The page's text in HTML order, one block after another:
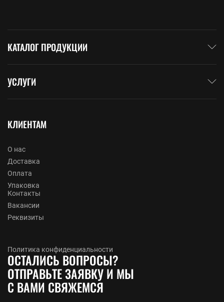
КАТАЛОГ ПРОДУКЦИИ
УСЛУГИ
КЛИЕНТАМ
О нас
Доставка
Оплата
Упаковка
Контакты
Вакансии
Реквизиты
Политика конфиденциальности
ОСТАЛИСЬ ВОПРОСЫ?
ОТПРАВЬТЕ ЗАЯВКУ И МЫ
С ВАМИ СВЯЖЕМСЯ